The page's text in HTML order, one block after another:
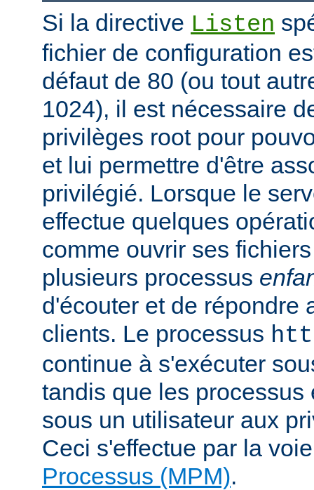
Si la directive Listen
fichier de configuration
défaut de 80 (ou tout
1024), il est nécessaire
privilèges root pour
et lui permettre d'être
privilégié. Lorsque le
effectue quelques
comme ouvrir ses
plusieurs processus
d'écouter et de répondre
clients. Le processus
continue à s'exécuter
tandis que les processus
sous un utilisateur aux
Ceci s'effectue par la
Processus (MPM).